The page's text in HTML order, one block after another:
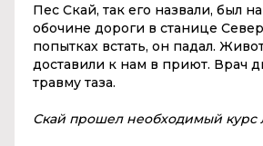
Пес Скай, так его назвали, был
обочине дороги в станице
попытках встать, он падал.
доставили к нам в приют. Врач
травму таза.
Скай прошел необходимый курс